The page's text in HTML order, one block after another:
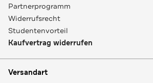
Partnerprogramm
Widerrufsrecht
Studentenvorteil
Kaufvertrag widerrufen
Versandart